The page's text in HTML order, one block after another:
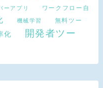
ーアプリ
ワークフロー自
機械学習 無料ツー
化
開発者ツー